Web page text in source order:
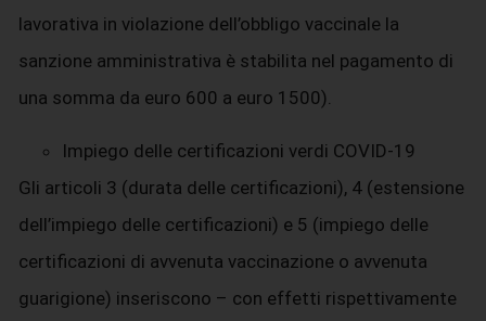
lavorativa in violazione dell’obbligo vaccinale la
sanzione amministrativa è stabilita nel pagamento di
una somma da euro 600 a euro 1500).
Impiego delle certificazioni verdi COVID-19
Gli articoli 3 (durata delle certificazioni), 4 (estensione
dell’impiego delle certificazioni) e 5 (impiego delle
certificazioni di avvenuta vaccinazione o avvenuta
guarigione) inseriscono – con effetti rispettivamente